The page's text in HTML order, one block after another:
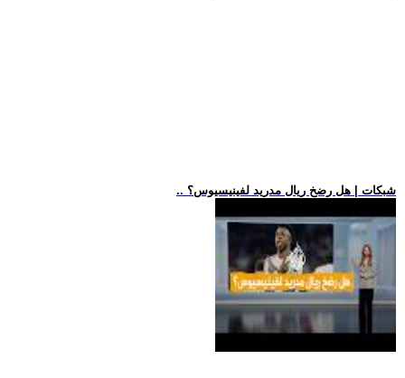
.. شبكات | هل رضخ ريال مدريد لفينيسيوس؟